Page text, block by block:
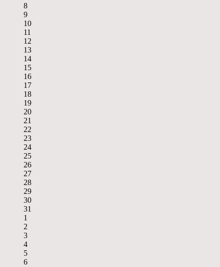
8
9
10
11
12
13
14
15
16
17
18
19
20
21
22
23
24
25
26
27
28
29
30
31
1
2
3
4
5
6